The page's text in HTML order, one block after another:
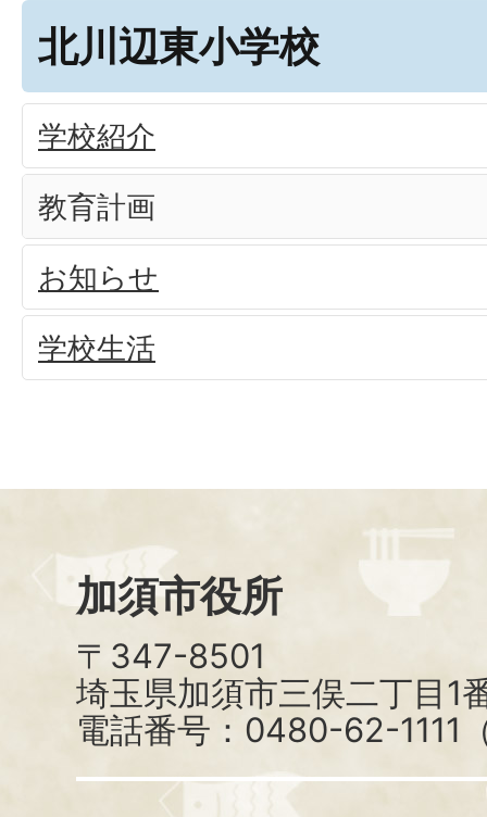
北川辺東小学校
学校紹介
教育計画
お知らせ
学校生活
加須市役所
〒347-8501
埼玉県加須市三俣二丁目1
電話番号：0480-62-1111